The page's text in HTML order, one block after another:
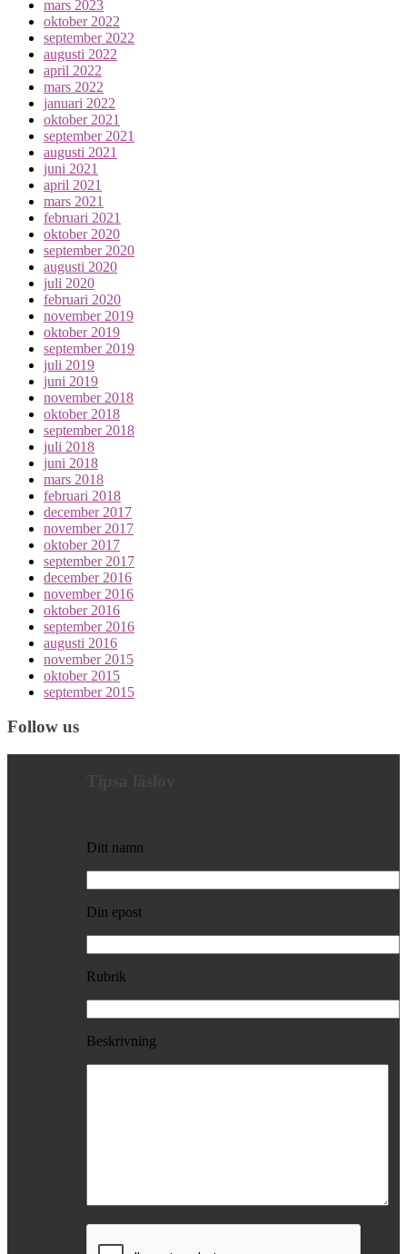
mars 2023
oktober 2022
september 2022
augusti 2022
april 2022
mars 2022
januari 2022
oktober 2021
september 2021
augusti 2021
juni 2021
april 2021
mars 2021
februari 2021
oktober 2020
september 2020
augusti 2020
juli 2020
februari 2020
november 2019
oktober 2019
september 2019
juli 2019
juni 2019
november 2018
oktober 2018
september 2018
juli 2018
juni 2018
mars 2018
februari 2018
december 2017
november 2017
oktober 2017
september 2017
december 2016
november 2016
oktober 2016
september 2016
augusti 2016
november 2015
oktober 2015
september 2015
Follow us
Ditt namn
Din epost
Rubrik
Beskrivning